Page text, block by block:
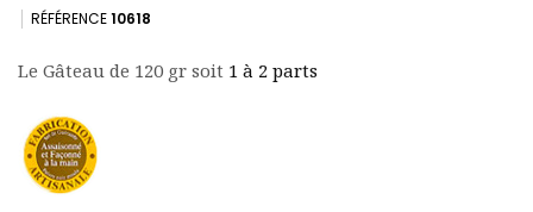
RÉFÉRENCE10618
Le Gâteau de 120 gr soit 1 à 2 parts